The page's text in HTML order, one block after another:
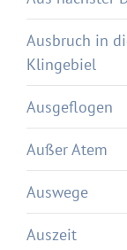
Ausbruch in
Klingebiel
Ausgeflogen
Außer Atem
Auswege
Auszeit